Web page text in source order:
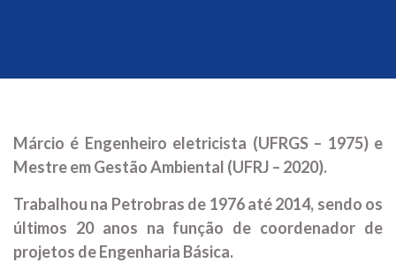
Márcio é Engenheiro eletricista (UFRGS – 1975) e
Mestre em Gestão Ambiental (UFRJ – 2020).
Trabalhou na Petrobras de 1976 até 2014, sendo os
últimos 20 anos na função de coordenador de
projetos de Engenharia Básica.